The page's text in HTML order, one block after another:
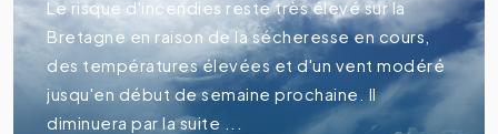
Le risque d'incendies reste très élevé sur la
Bretagne en raison de la sécheresse en cours,
des températures élevées et d'un vent modéré
jusqu'en début de semaine prochaine. Il
diminuera par la suite ...